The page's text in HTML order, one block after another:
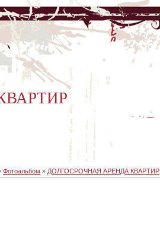
Фотоальбом » ДОЛГОСРОЧНАЯ АРЕНДА КВАРТИР